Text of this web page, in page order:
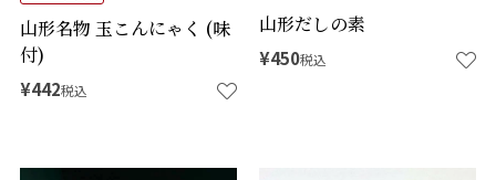
山形名物 玉こんにゃく (味
付)
¥442税込
山形だしの素
¥450税込